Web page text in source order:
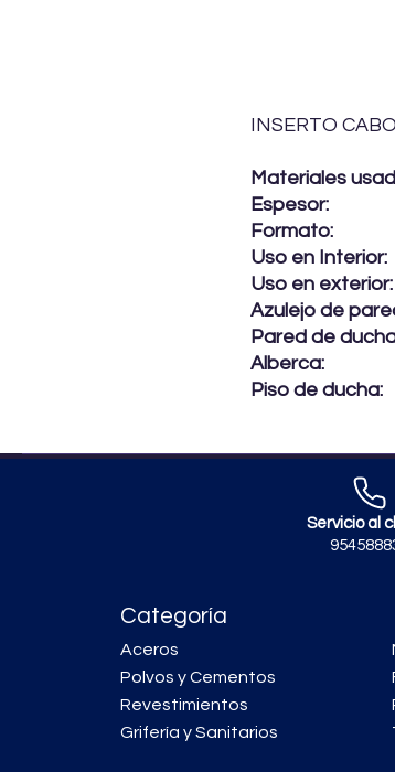
INSERTO CABO
Materiales
Espesor:
Formato:
Uso en Interior:
Uso en exterior:
Azulejo de
Pared de
Alberca:
Piso de ducha:
Servicio al
Categoría
Aceros
Polvos y Cementos
Revestimientos
Grifería y Sanitarios